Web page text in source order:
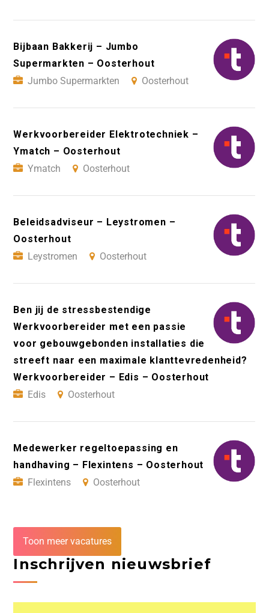
Bijbaan Bakkerij – Jumbo
Supermarkten – Oosterhout
Jumbo Supermarkten
Oosterhout
Werkvoorbereider Elektrotechniek –
Ymatch – Oosterhout
Ymatch
Oosterhout
Beleidsadviseur – Leystromen –
Oosterhout
Leystromen
Oosterhout
Ben jij de stressbestendige
Werkvoorbereider met een passie
voor gebouwgebonden installaties die
streeft naar een maximale klanttevredenheid?
Werkvoorbereider – Edis – Oosterhout
Edis
Oosterhout
Medewerker regeltoepassing en
handhaving – Flexintens – Oosterhout
Flexintens
Oosterhout
Toon meer vacatures
Inschrijven nieuwsbrief